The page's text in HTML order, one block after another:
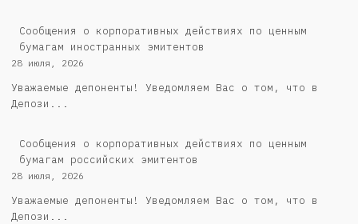
Сообщения о корпоративных действиях по ценным
бумагам иностранных эмитентов
28 июля, 2026
Уважаемые депоненты! Уведомляем Вас о том, что в
Депози...
Cообщения о корпоративных действиях по ценным
бумагам российских эмитентов
28 июля, 2026
Уважаемые депоненты! Уведомляем Вас о том, что в
Депози...